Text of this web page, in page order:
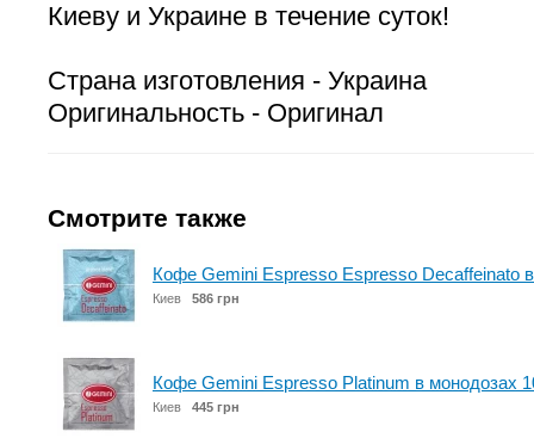
Киеву и Украине в течение суток!
Страна изготовления - Украина
Оригинальность - Оригинал
Смотрите также
Кофе Gemini Espresso Espresso Decaffeinato
Киев 586 грн
Кофе Gemini Espresso Platinum в монодозах
Киев 445 грн